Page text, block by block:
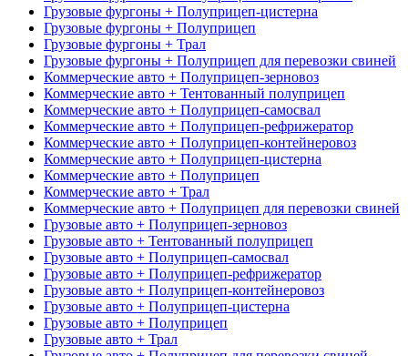
Грузовые фургоны + Полуприцеп-цистерна
Грузовые фургоны + Полуприцеп
Грузовые фургоны + Трал
Грузовые фургоны + Полуприцеп для перевозки свиней
Коммерческие авто + Полуприцеп-зерновоз
Коммерческие авто + Тентованный полуприцеп
Коммерческие авто + Полуприцеп-самосвал
Коммерческие авто + Полуприцеп-рефрижератор
Коммерческие авто + Полуприцеп-контейнеровоз
Коммерческие авто + Полуприцеп-цистерна
Коммерческие авто + Полуприцеп
Коммерческие авто + Трал
Коммерческие авто + Полуприцеп для перевозки свиней
Грузовые авто + Полуприцеп-зерновоз
Грузовые авто + Тентованный полуприцеп
Грузовые авто + Полуприцеп-самосвал
Грузовые авто + Полуприцеп-рефрижератор
Грузовые авто + Полуприцеп-контейнеровоз
Грузовые авто + Полуприцеп-цистерна
Грузовые авто + Полуприцеп
Грузовые авто + Трал